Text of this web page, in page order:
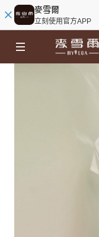
麥雪爾
立刻使用官方APP